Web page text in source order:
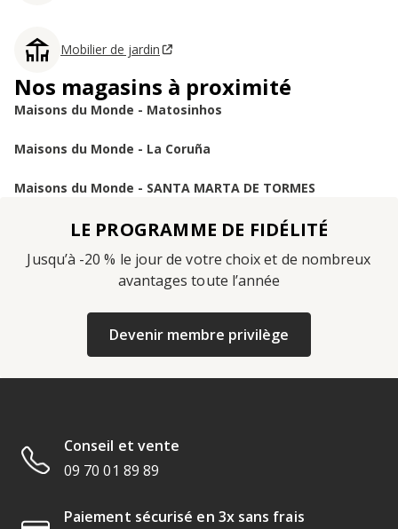
Mobilier de jardin
Nos magasins à proximité
Maisons du Monde - Matosinhos
Maisons du Monde - La Coruña
Maisons du Monde - SANTA MARTA DE TORMES
LE PROGRAMME DE FIDÉLITÉ
Jusqu’à -20 % le jour de votre choix et de nombreux
avantages toute l’année
Devenir membre privilège
Conseil et vente
09 70 01 89 89
Paiement sécurisé en 3x sans frais